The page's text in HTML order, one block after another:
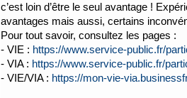
c’est loin d’être le seul avantage !
avantages mais aussi, certains
Pour tout savoir, consultez les pages :
- VIE : https://www.service-public.fr/
- VIA : https://www.service-public.fr/
- VIE/VIA : https://mon-vie-